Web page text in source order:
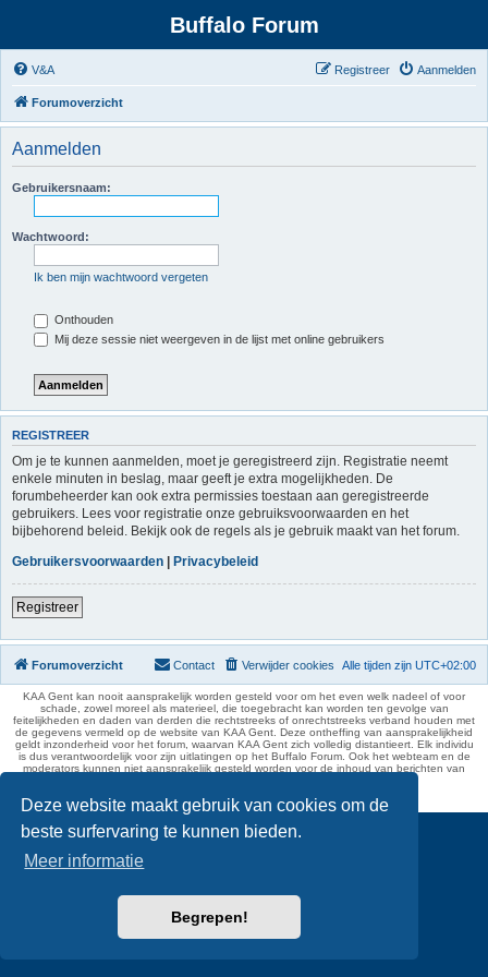
Deze website maakt gebruik van cookies om de
beste surfervaring te kunnen bieden.
Meer informatie
Begrepen!
Buffalo Forum
V&A Aanmelden
Registreer
Forumoverzicht
Aanmelden
Gebruikersnaam:
Wachtwoord:
Ik ben mijn wachtwoord vergeten
Onthouden
Mij deze sessie niet weergeven in de lijst met online gebruikers
REGISTREER
Om je te kunnen aanmelden, moet je geregistreerd zijn. Registratie neemt
enkele minuten in beslag, maar geeft je extra mogelijkheden. De
forumbeheerder kan ook extra permissies toestaan aan geregistreerde
gebruikers. Lees voor registratie onze gebruiksvoorwaarden en het
bijbehorend beleid. Bekijk ook de regels als je gebruik maakt van het forum.
Gebruikersvoorwaarden | Privacybeleid
Registreer
Forumoverzicht Alle tijden zijn UTC+02:00
Verwijder cookies
Contact
KAA Gent kan nooit aansprakelijk worden gesteld voor om het even welk nadeel of voor
schade, zowel moreel als materieel, die toegebracht kan worden ten gevolge van
feitelijkheden en daden van derden die rechtstreeks of onrechtstreeks verband houden met
de gegevens vermeld op de website van KAA Gent. Deze ontheffing van aansprakelijkheid
geldt inzonderheid voor het forum, waarvan KAA Gent zich volledig distantieert. Elk individu
is dus verantwoordelijk voor zijn uitlatingen op het Buffalo Forum. Ook het webteam en de
moderators kunnen niet aansprakelijk gesteld worden voor de inhoud van berichten van